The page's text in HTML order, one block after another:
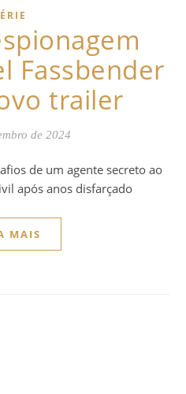
Fassbender
trailer
de 2024
após anos disfarçado
MAIS